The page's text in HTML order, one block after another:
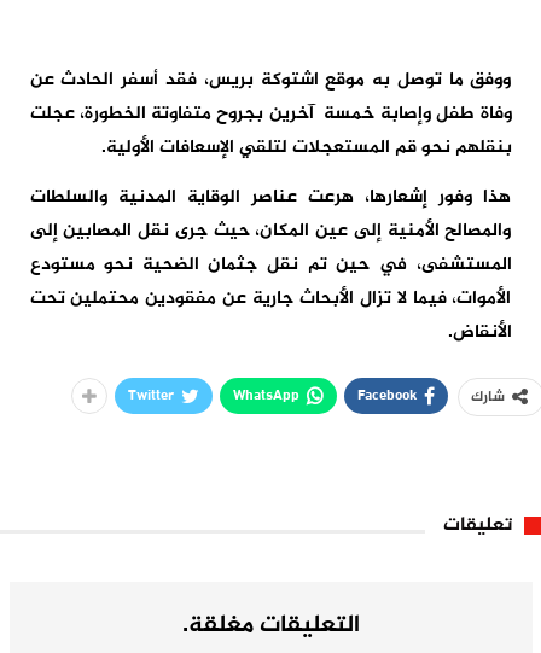
ووفق ما توصل به موقع اشتوكة بريس، فقد أسفر الحادث عن
وفاة طفل وإصابة خمسة آخرين بجروح متفاوتة الخطورة، عجلت
بنقلهم نحو قم المستعجلات لتلقي الإسعافات الأولية.
هذا وفور إشعارها، هرعت عناصر الوقاية المدنية والسلطات
والمصالح الأمنية إلى عين المكان، حيث جرى نقل المصابين إلى
المستشفى، في حين تم نقل جثمان الضحية نحو مستودع
الأموات، فيما لا تزال الأبحاث جارية عن مفقودين محتملين تحت
الأنقاض.
شارك Facebook
WhatsApp
Twitter
تعليقات
التعليقات مغلقة.